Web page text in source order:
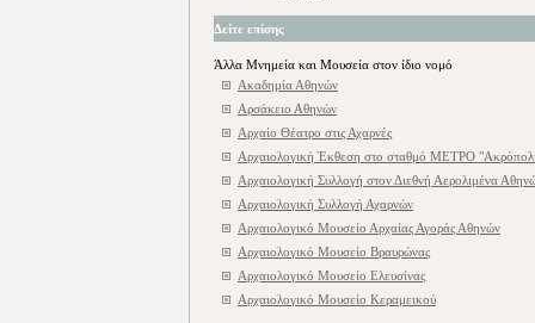
Δείτε επίσης
Άλλα Μνημεία και Μουσεία στον ίδιο νομό
Ακαδημία Αθηνών
Αρσάκειο Αθηνών
Αρχαίο Θέατρο στις Αχαρνές
Αρχαιολογική Έκθεση στο σταθμό ΜΕΤΡΟ
Αρχαιολογική Συλλογή στον Διεθνή Αερολιμένα
Αρχαιολογική Συλλογή Αχαρνών
Αρχαιολογικό Μουσείο Αρχαίας Αγοράς Αθηνών
Αρχαιολογικό Μουσείο Βραυρώνας
Αρχαιολογικό Μουσείο Ελευσίνας
Αρχαιολογικό Μουσείο Κεραμεικού